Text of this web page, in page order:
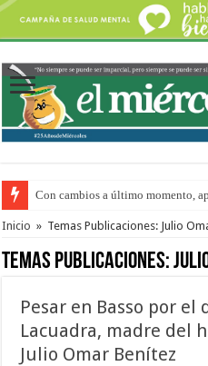
Con cambios a último momento,
Del viernes 7 al domingo 9 de
Inicio » Temas Publicaciones: Julio
Temas Publicaciones:
Pesar en Basso por el
Lacuadra, madre del
Julio Omar Benítez